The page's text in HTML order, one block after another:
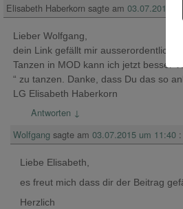
Elisabeth Haberkorn sagte am 03.07.2015
Lieber Wolfgang,
dein Link gefällt mir ausserordentlich
Tanzen in MOD kann ich jetzt besser
“ zu tanzen. Danke, dass Du das so
LG Elisabeth Haberkorn
Antworten ↓
Wolfgang sagte am 03.07.2015 um 11:40 :
Liebe Elisabeth,
es freut mich dass dir der Beitrag
Herzlich